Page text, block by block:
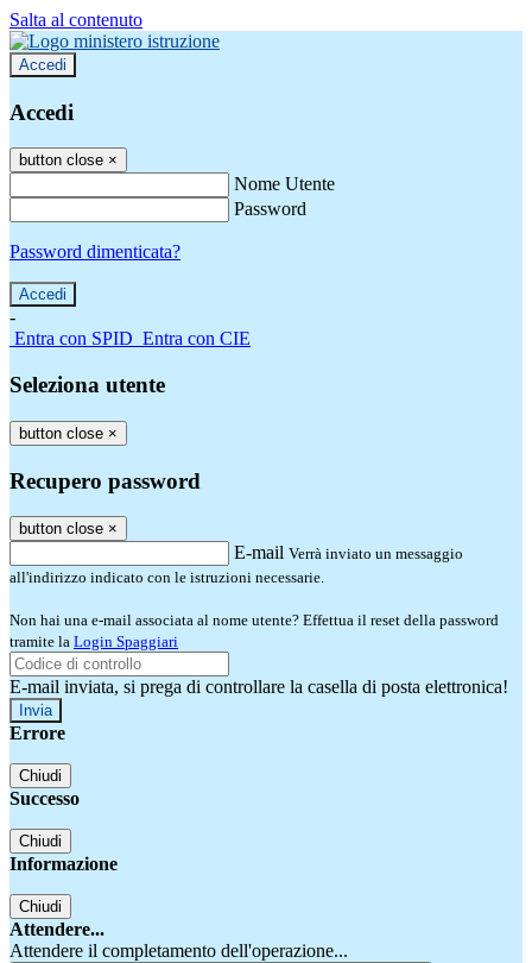
Salta al contenuto
Accedi
Accedi
button close ×
Nome Utente
Password
Password dimenticata?
-
Entra con SPID Entra con CIE
Seleziona utente
button close ×
Recupero password
button close ×
E-mail Verrà inviato un messaggio
all'indirizzo indicato con le istruzioni necessarie.
Non hai una e-mail associata al nome utente? Effettua il reset della password
tramite la Login Spaggiari
E-mail inviata, si prega di controllare la casella di posta elettronica!
Errore
Chiudi
Successo
Chiudi
Informazione
Chiudi
Attendere...
Attendere il completamento dell'operazione...